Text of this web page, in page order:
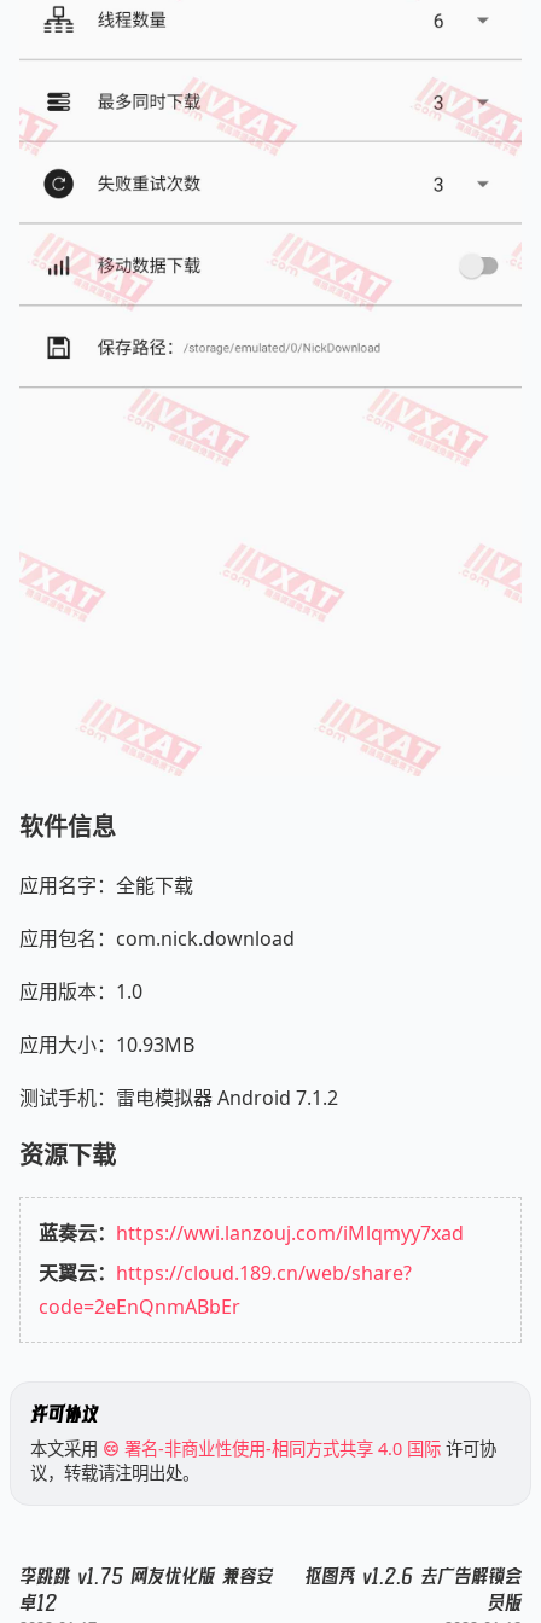
软件信息
应用名字：全能下载
应用包名：com.nick.download
应用版本：1.0
应用大小：10.93MB
测试手机：雷电模拟器 Android 7.1.2
资源下载
蓝奏云： https://wwi.lanzouj.com/iMlqmyy7xad
天翼云： https://cloud.189.cn/web/share?
code=2eEnQnmABbEr
许可协议
本文采用 署名-非商业性使用-相同方式共享 4.0 国际 许可协
议，转载请注明出处。
李跳跳 v1.75 网友优化版 兼容安
卓12
抠图秀 v1.2.6 去广告解锁会
员版